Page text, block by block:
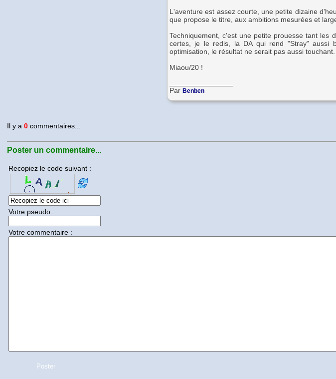
L'aventure est assez courte, une petite dizaine
que propose le titre, aux ambitions mesurées et
Techniquement, c'est une petite prouesse tant les
certes, je le redis, la DA qui rend "Stray" aussi
optimisation, le résultat ne serait pas aussi touchant.
Miaou/20 !
Par Benben
Il y a 0 commentaires...
Poster un commentaire...
Recopiez le code suivant :
Votre pseudo :
Votre commentaire :